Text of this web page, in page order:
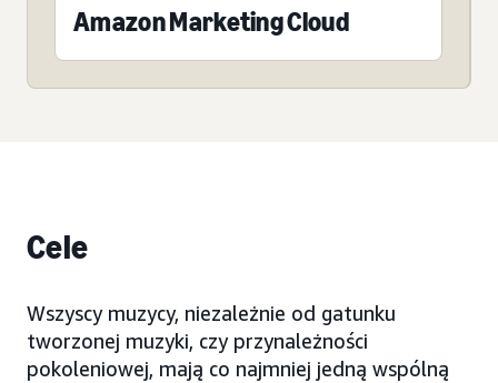
Amazon Marketing Cloud
Cele
Wszyscy muzycy, niezależnie od gatunku
tworzonej muzyki, czy przynależności
pokoleniowej, mają co najmniej jedną wspólną